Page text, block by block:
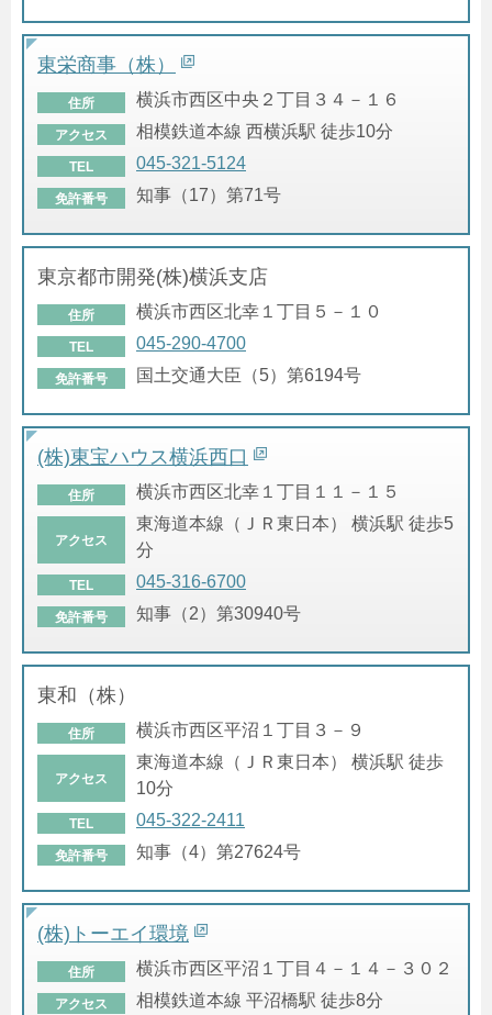
東栄商事（株）
住所 横浜市西区中央２丁目３４－１６
アクセス 相模鉄道本線 西横浜駅 徒歩10分
TEL 045-321-5124
免許番号 知事（17）第71号
東京都市開発(株)横浜支店
住所 横浜市西区北幸１丁目５－１０
TEL 045-290-4700
免許番号 国土交通大臣（5）第6194号
(株)東宝ハウス横浜西口
住所 横浜市西区北幸１丁目１１－１５
アクセス
東海道本線（ＪＲ東日本） 横浜駅 徒歩5
分
TEL 045-316-6700
免許番号 知事（2）第30940号
東和（株）
住所 横浜市西区平沼１丁目３－９
アクセス
東海道本線（ＪＲ東日本） 横浜駅 徒歩
10分
TEL 045-322-2411
免許番号 知事（4）第27624号
(株)トーエイ環境
住所 横浜市西区平沼１丁目４－１４－３０２
アクセス 相模鉄道本線 平沼橋駅 徒歩8分